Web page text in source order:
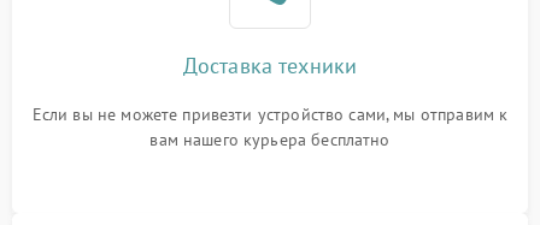
Доставка техники
Если вы не можете привезти устройство сами, мы отправим к
вам нашего курьера бесплатно